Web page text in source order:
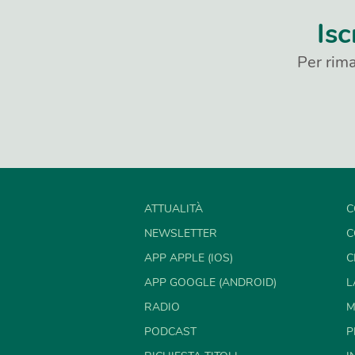
Per
ATTUALITÀ
NEWSLETTER
APP APPLE (IOS)
APP GOOGLE (ANDROID)
RADIO
PODCAST